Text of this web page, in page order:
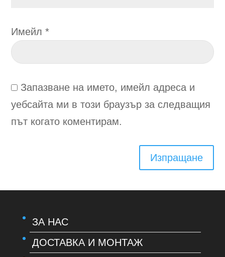
Имейл*
Запазване на името, имейл адреса и
уебсайта ми в този браузър за следващия
път когато коментирам.
Изпращане
ЗА НАС
ДОСТАВКА И МОНТАЖ